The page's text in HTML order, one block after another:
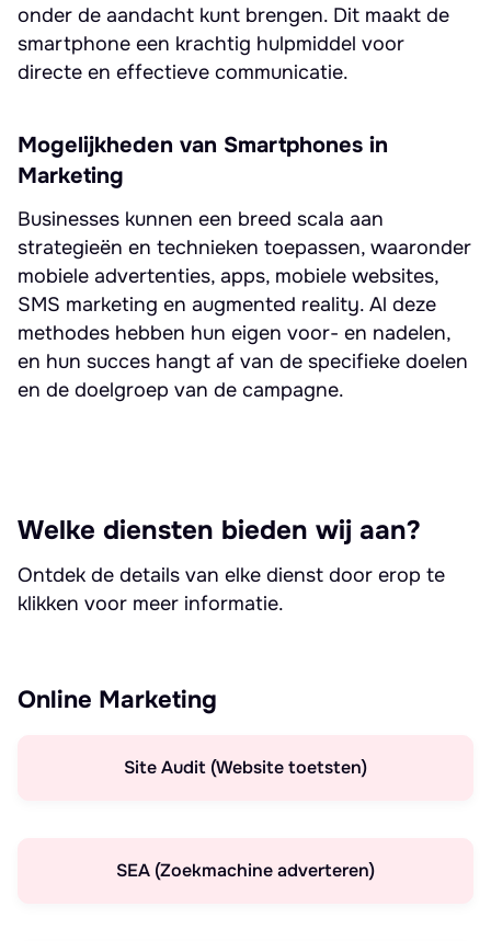
onder de aandacht kunt brengen. Dit maakt de
smartphone een krachtig hulpmiddel voor
directe en effectieve communicatie.
Mogelijkheden van Smartphones in
Marketing
Businesses kunnen een breed scala aan
strategieën en technieken toepassen, waaronder
mobiele advertenties, apps, mobiele websites,
SMS marketing en augmented reality. Al deze
methodes hebben hun eigen voor- en nadelen,
en hun succes hangt af van de specifieke doelen
en de doelgroep van de campagne.
Welke diensten bieden wij aan?
Ontdek de details van elke dienst door erop te
klikken voor meer informatie.
Online Marketing
Site Audit (Website toetsten)
SEA (Zoekmachine adverteren)